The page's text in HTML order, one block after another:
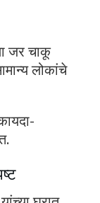
जर चाकू
लोकांचे